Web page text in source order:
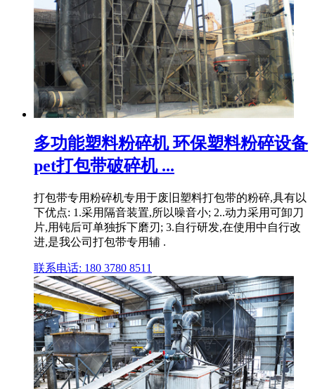
多功能塑料粉碎机 环保塑料粉碎设备
pet打包带破碎机 ...
打包带专用粉碎机专用于废旧塑料打包带的粉碎,具有以
下优点: 1.采用隔音装置,所以噪音小; 2..动力采用可卸刀
片,用钝后可单独拆下磨刃; 3.自行研发,在使用中自行改
进,是我公司打包带专用辅 .
联系电话: 180 3780 8511